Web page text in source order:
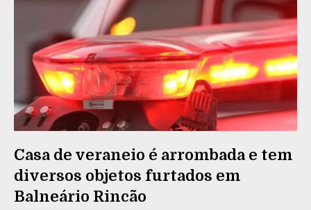
Casa de veraneio é arrombada e tem
diversos objetos furtados em
Balneário Rincão